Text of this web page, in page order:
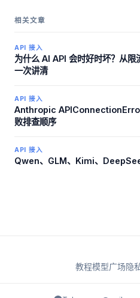
相关文章
API 接入
为什么 AI API 会时好时坏？从
一次讲清
API 接入
Anthropic APIConnectionError
败排查顺序
API 接入
Qwen、GLM、Kimi、
教程模型广场隐